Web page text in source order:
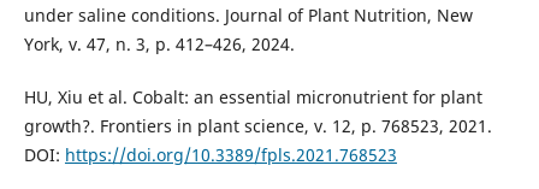
under saline conditions. Journal of Plant Nutrition, New
York, v. 47, n. 3, p. 412–426, 2024.
HU, Xiu et al. Cobalt: an essential micronutrient for plant
growth?. Frontiers in plant science, v. 12, p. 768523, 2021.
DOI: https://doi.org/10.3389/fpls.2021.768523